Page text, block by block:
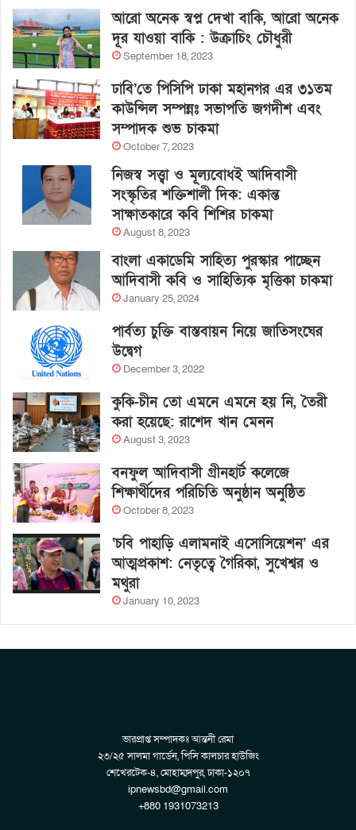
আরো অনেক স্বপ্ন দেখা বাকি, আরো অনেক
দূর যাওয়া বাকি : উক্রাচিং চৌধুরী
September 18, 2023
ঢাবি’তে পিসিপি ঢাকা মহানগর এর ৩১তম
কাউন্সিল সম্পন্নঃ সভাপতি জগদীশ এবং
সম্পাদক শুভ চাকমা
October 7, 2023
নিজস্ব সত্ত্বা ও মূল্যবোধই আদিবাসী
সংস্কৃতির শক্তিশালী দিক: একান্ত
সাক্ষাতকারে কবি শিশির চাকমা
August 8, 2023
বাংলা একাডেমি সাহিত্য পুরস্কার পাচ্ছেন
আদিবাসী কবি ও সাহিত্যিক মৃত্তিকা চাকমা
January 25, 2024
পার্বত্য চুক্তি বাস্তবায়ন নিয়ে জাতিসংঘের
উদ্বেগ
December 3, 2022
কুকি-চীন তো এমনে এমনে হয় নি, তৈরী
করা হয়েছে: রাশেদ খান মেনন
August 3, 2023
বনফুল আদিবাসী গ্রীনহার্ট কলেজে
শিক্ষার্থীদের পরিচিতি অনুষ্ঠান অনুষ্ঠিত
October 8, 2023
‘চবি পাহাড়ি এলামনাই এসোসিয়েশন’ এর
আত্মপ্রকাশ: নেতৃত্বে গৈরিকা, সুখেশ্বর ও
মথুরা
January 10, 2023
ভারপ্রাপ্ত সম্পাদকঃ আন্তনী রেমা
২৩/২৫ সালমা গার্ডেন, পিসি কালচার হাউজিং
শেখেরটেক-৪, মোহাম্মদপুর, ঢাকা-১২০৭
ipnewsbd@gmail.com
+880 1931073213